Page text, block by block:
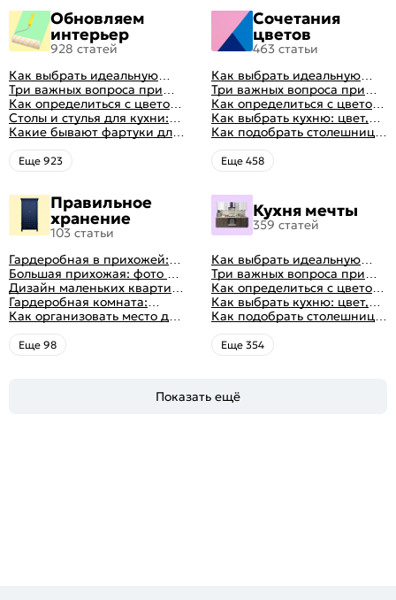
Обновляем
интерьер
928 статей
Как выбрать идеальную
планировку для кухни
Три важных вопроса при
выборе кухни: готовка,
посуда, комфорт
Как определиться с цветом
кухни: светлые, темные,
яркие
Столы и стулья для кухни:
советы по выбору
Какие бывают фартуки для
кухни: как правильно
выбрать
Eще 923
Сочетания
цветов
463 статьи
Как выбрать идеальную
планировку для кухни
Три важных вопроса при
выборе кухни: готовка,
посуда, комфорт
Как определиться с цветом
кухни: светлые, темные,
яркие
Как выбрать кухню: цвет,
планировка, аксессуары
Как подобрать столешницу
для кухни по цвету
Eще 458
Правильное
хранение
103 статьи
Гардеробная в прихожей:
виды, фото в интерьере,
идеи дизайна
Большая прихожая: фото с
функциональным
распределением дизайна
Дизайн маленьких квартир:
10 идей для дизайна
интерьера с фото
Гардеробная комната:
дизайн, планировка, советы
по обустройству,
распространенные ошибки
Как организовать место для
хранения на балконе
Eще 98
Кухня мечты
359 статей
Как выбрать идеальную
планировку для кухни
Три важных вопроса при
выборе кухни: готовка,
посуда, комфорт
Как определиться с цветом
кухни: светлые, темные,
яркие
Как выбрать кухню: цвет,
планировка, аксессуары
Как подобрать столешницу
для кухни по цвету
Eще 354
Показать ещё